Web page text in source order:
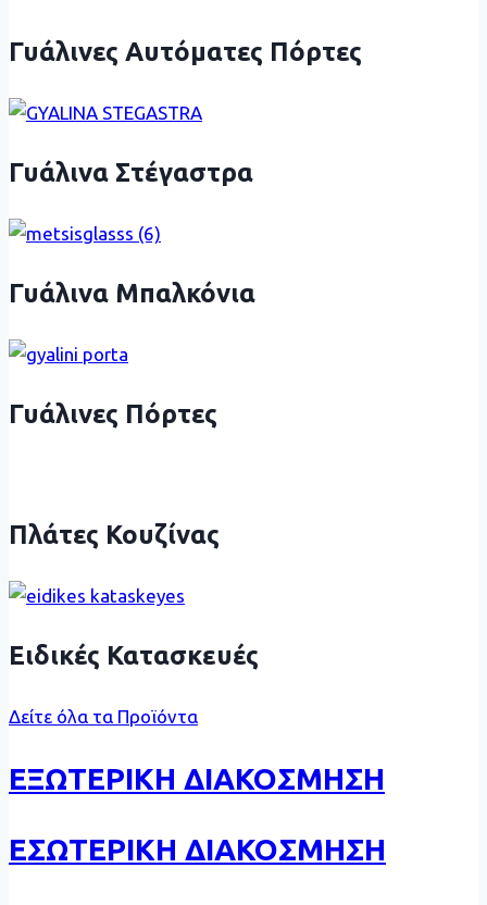
Γυάλινες Αυτόματες Πόρτες
Γυάλινα Στέγαστρα
Γυάλινα Μπαλκόνια
Γυάλινες Πόρτες
Πλάτες Κουζίνας
Ειδικές Κατασκευές
Δείτε όλα τα Προϊόντα
ΕΞΩΤΕΡΙΚΗ ΔΙΑΚΟΣΜΗΣΗ
ΕΣΩΤΕΡΙΚΗ ΔΙΑΚΟΣΜΗΣΗ